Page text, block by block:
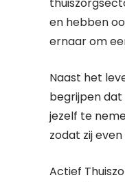
en hebben
ernaar om
Naast het
begrijpen
jezelf te
zodat zij
Actief